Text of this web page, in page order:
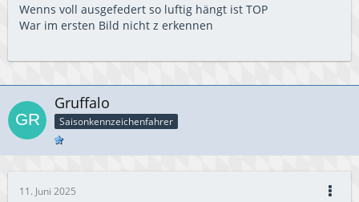
Wenns voll ausgefedert so luftig hängt ist TOP
War im ersten Bild nicht z erkennen
Gruffalo
Saisonkennzeichenfahrer
11. Juni 2025